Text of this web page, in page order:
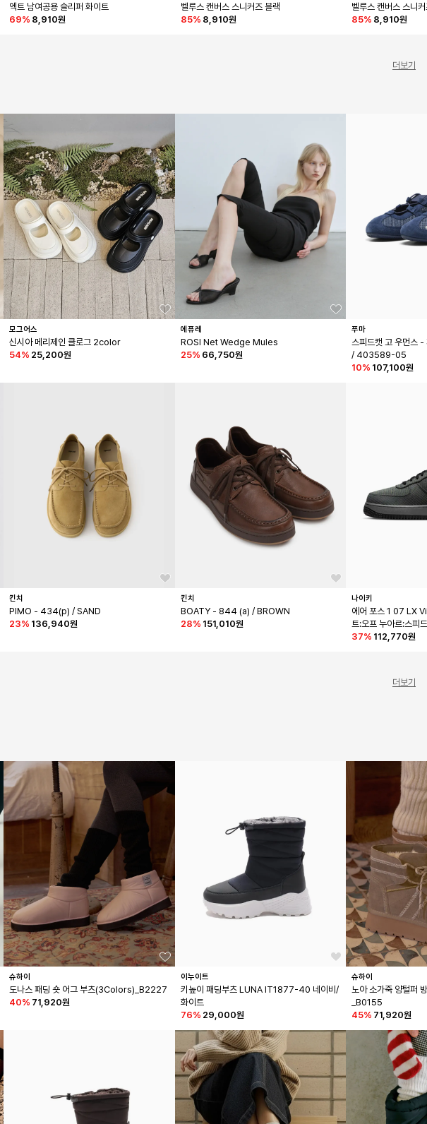
엑트 남여공용 슬리퍼 화이트
69% 8,910원
벨루스 캔버스 스니커즈 블랙
85% 8,910원
벨루스 캔버스 스니
85% 8,910원
더보기
모그어스
신시아 메리제인 클로그 2color
54% 25,200원
킨치
PIMO - 434(p) / SAND
23% 136,940원
에퓨레
ROSI Net Wedge Mules
25% 66,750원
킨치
BOATY - 844 (a) / BROWN
28% 151,010원
푸마
스피드캣 고 우먼스 -
/ 403589-05
10% 107,100원
나이키
에어 포스 1 07 LX
트:오프 누아르:스피
001
37% 112,770원
더보기
슈하이
도나스 패딩 숏 어그 부츠(3Colors)_B2227
40% 71,920원
이누이트
키높이 패딩부츠 LUNA IT1877-40 네이비/
화이트
76% 29,000원
슈하이
노아 소가죽 양털퍼
_B0155
45% 71,920원